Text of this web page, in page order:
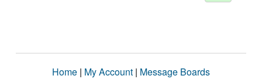
Home | My Account | Message Boards